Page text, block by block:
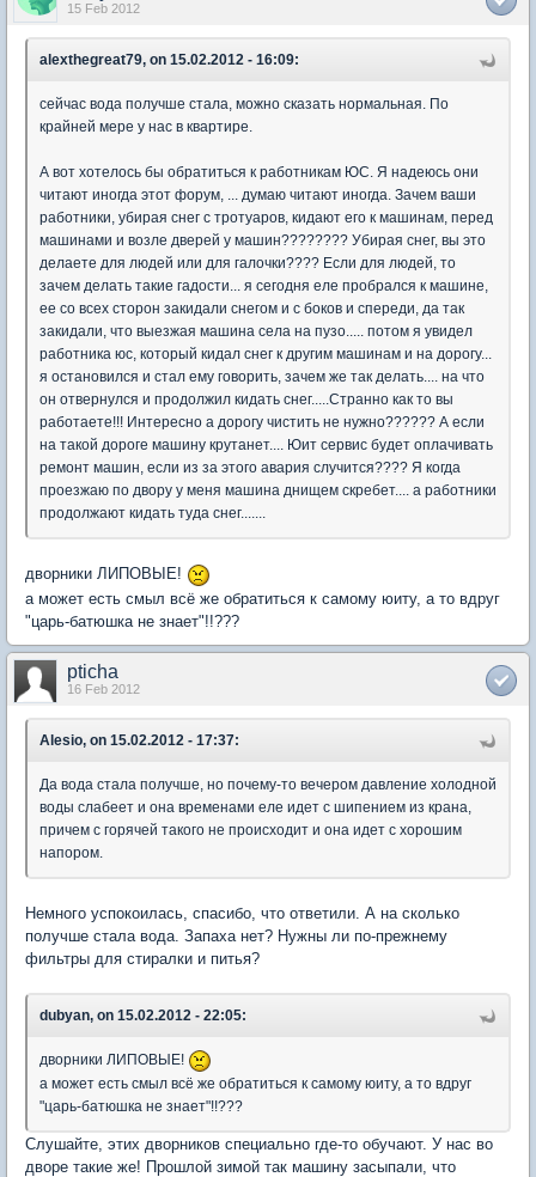
15 Feb 2012
alexthegreat79, on 15.02.2012 - 16:09:
сейчас вода получше стала, можно сказать нормальная. По
крайней мере у нас в квартире.
А вот хотелось бы обратиться к работникам ЮС. Я надеюсь они
читают иногда этот форум, ... думаю читают иногда. Зачем ваши
работники, убирая снег с тротуаров, кидают его к машинам, перед
машинами и возле дверей у машин???????? Убирая снег, вы это
делаете для людей или для галочки???? Если для людей, то
зачем делать такие гадости... я сегодня еле пробрался к машине,
ее со всех сторон закидали снегом и с боков и спереди, да так
закидали, что выезжая машина села на пузо..... потом я увидел
работника юс, который кидал снег к другим машинам и на дорогу...
я остановился и стал ему говорить, зачем же так делать.... на что
он отвернулся и продолжил кидать снег.....Странно как то вы
работаете!!! Интересно а дорогу чистить не нужно?????? А если
на такой дороге машину крутанет.... Юит сервис будет оплачивать
ремонт машин, если из за этого авария случится???? Я когда
проезжаю по двору у меня машина днищем скребет.... а работники
продолжают кидать туда снег.......
дворники ЛИПОВЫЕ!
а может есть смыл всё же обратиться к самому юиту, а то вдруг
"царь-батюшка не знает"!!???
pticha
16 Feb 2012
Alesio, on 15.02.2012 - 17:37:
Да вода стала получше, но почему-то вечером давление холодной
воды слабеет и она временами еле идет с шипением из крана,
причем с горячей такого не происходит и она идет с хорошим
напором.
Немного успокоилась, спасибо, что ответили. А на сколько
получше стала вода. Запаха нет? Нужны ли по-прежнему
фильтры для стиралки и питья?
dubyan, on 15.02.2012 - 22:05:
дворники ЛИПОВЫЕ!
а может есть смыл всё же обратиться к самому юиту, а то вдруг
"царь-батюшка не знает"!!???
Слушайте, этих дворников специально где-то обучают. У нас во
дворе такие же! Прошлой зимой так машину засыпали, что